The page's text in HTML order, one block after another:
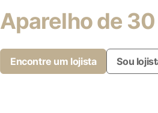
Aparelho de
Encontre um lojista Sou